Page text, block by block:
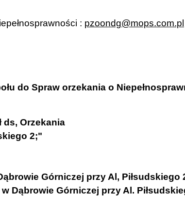
: pzoondg@mops.com.pl
do Spraw orzekania o
ds, Orzekania
2;"
Górniczej przy Al, Piłsudskiego
Dąbrowie Górniczej przy Al.